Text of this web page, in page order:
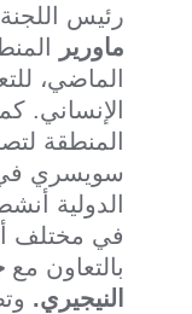
رئيس
ماورير
الماضي،
الإنساني.
الدولية
في مختلف
بالتعاون مع
النيجيري.